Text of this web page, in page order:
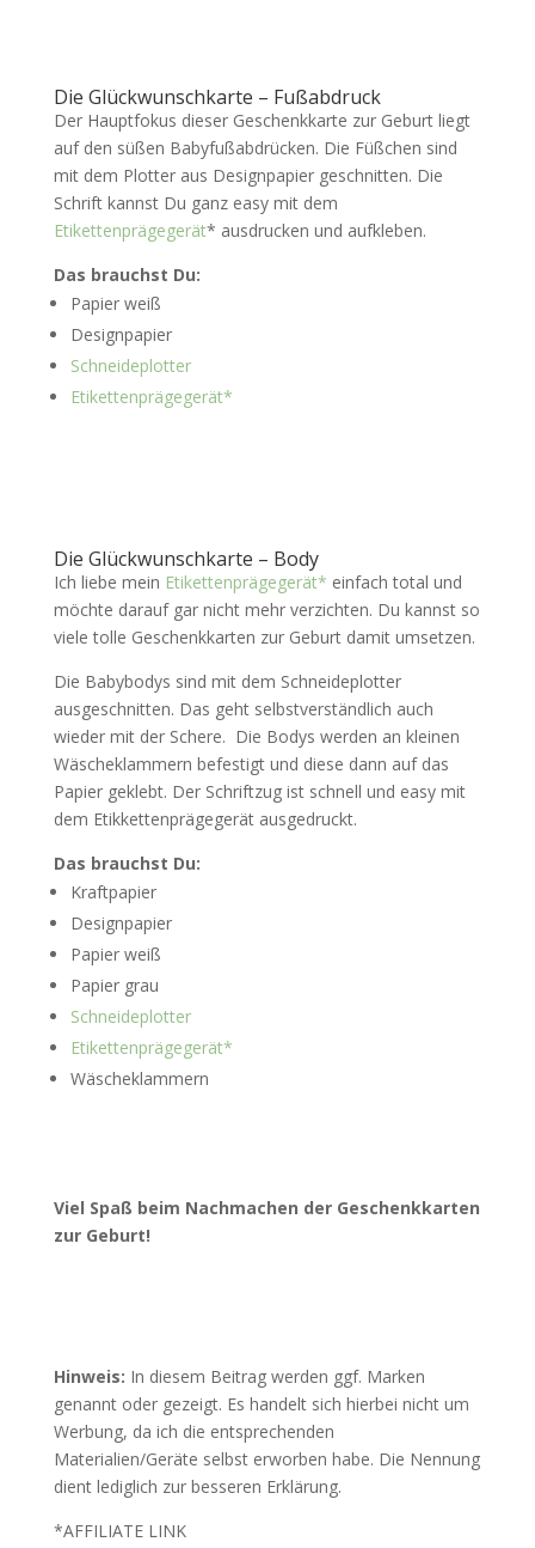
Die Glückwunschkarte – Fußabdruck
Der Hauptfokus dieser Geschenkkarte zur Geburt liegt
auf den süßen Babyfußabdrücken. Die Füßchen sind
mit dem Plotter aus Designpapier geschnitten. Die
Schrift kannst Du ganz easy mit dem
Etikettenprägegerät* ausdrucken und aufkleben.
Das brauchst Du:
Papier weiß
Designpapier
Schneideplotter
Etikettenprägegerät*
Die Glückwunschkarte – Body
Ich liebe mein Etikettenprägegerät* einfach total und
möchte darauf gar nicht mehr verzichten. Du kannst so
viele tolle Geschenkkarten zur Geburt damit umsetzen.
Die Babybodys sind mit dem Schneideplotter
ausgeschnitten. Das geht selbstverständlich auch
wieder mit der Schere. Die Bodys werden an kleinen
Wäscheklammern befestigt und diese dann auf das
Papier geklebt. Der Schriftzug ist schnell und easy mit
dem Etikkettenprägegerät ausgedruckt.
Das brauchst Du:
Kraftpapier
Designpapier
Papier weiß
Papier grau
Schneideplotter
Etikettenprägegerät*
Wäscheklammern
Viel Spaß beim Nachmachen der Geschenkkarten
zur Geburt!
Hinweis: In diesem Beitrag werden ggf. Marken
genannt oder gezeigt. Es handelt sich hierbei nicht um
Werbung, da ich die entsprechenden
Materialien/Geräte selbst erworben habe. Die Nennung
dient lediglich zur besseren Erklärung.
*AFFILIATE LINK